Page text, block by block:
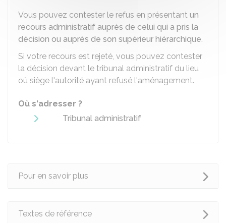
Vous pouvez contester le refus en présentant un
recours administratif auprès de celui qui a pris la
décision ou auprès de son supérieur hiérarchique.
Si votre recours est rejeté, vous pouvez contester
la décision devant le tribunal administratif du lieu
où siège l'autorité ayant refusé l'aménagement.
Où s'adresser ?
Tribunal administratif
Pour en savoir plus
Textes de référence